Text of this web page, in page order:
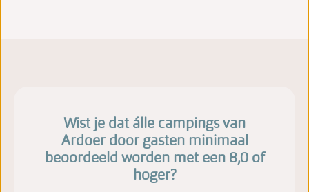
Wist je dat álle campings van
Ardoer door gasten minimaal
beoordeeld worden met een 8,0 of
hoger?